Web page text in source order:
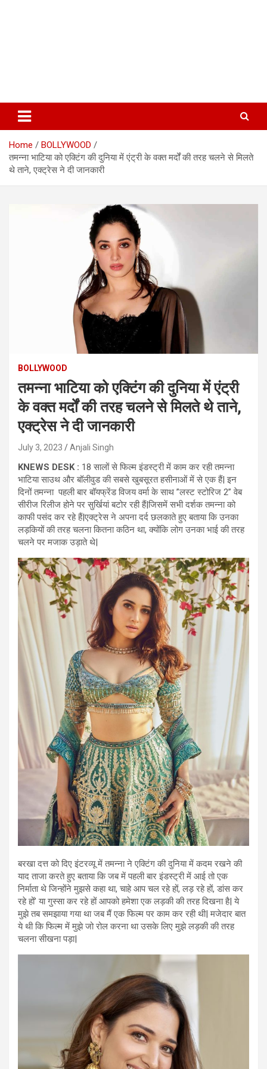
Home
BOLLYWOOD
तमन्ना भाटिया को एक्टिंग की दुनिया में एंट्री के वक्त मर्दों की तरह चलने से मिलते
थे ताने, एक्ट्रेस ने दी जानकारी
BOLLYWOOD
तमन्ना भाटिया को एक्टिंग की दुनिया में एंट्री
के वक्त मर्दों की तरह चलने से मिलते थे ताने,
एक्ट्रेस ने दी जानकारी
July 3, 2023 Anjali Singh
KNEWS DESK : 18 सालों से फिल्म इंडस्ट्री में काम कर रही तमन्ना
भाटिया साउथ और बॉलीवुड की सबसे खुबसूरत हसीनाओं में से एक हैं| इन
दिनों तमन्ना पहली बार बॉयफ्रेंड विजय वर्मा के साथ ”लस्ट स्टोरिज 2” वेब
सीरीज रिलीज होने पर सुर्खियां बटोर रही हैं|जिसमें सभी दर्शक तमन्ना को
काफी पसंद कर रहे हैं|एक्ट्रेस ने अपना दर्द छलकाते हुए बताया कि उनका
लड़कियों की तरह चलना कितना कठिन था, क्योंकि लोग उनका भाई की तरह
चलने पर मजाक उड़ाते थे|
बरखा दत्त को दिए इंटरव्यू में तमन्ना ने एक्टिंग की दुनिया में कदम रखने की
याद ताजा करते हुए बताया कि जब में पहली बार इंडस्ट्री में आई तो एक
निर्माता थे जिन्होंने मुझसे कहा था, चाहे आप चल रहे हों, लड़ रहे हों, डांस कर
रहे हों’ या गुस्सा कर रहे हों आपको हमेशा एक लड़की की तरह दिखना है| ये
मुझे तब समझाया गया था जब मैं एक फिल्म पर काम कर रही थी| मजेदार बात
ये थी कि फिल्म में मुझे जो रोल करना था उसके लिए मुझे लड़की की तरह
चलना सीखना पड़ा|